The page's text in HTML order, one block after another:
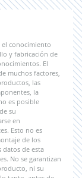
el conocimiento
y fabricación de
El
muchos factores,
las
la
es posible
su
en
Esto no es
de los
datos de esta
No se garantizan
ni su